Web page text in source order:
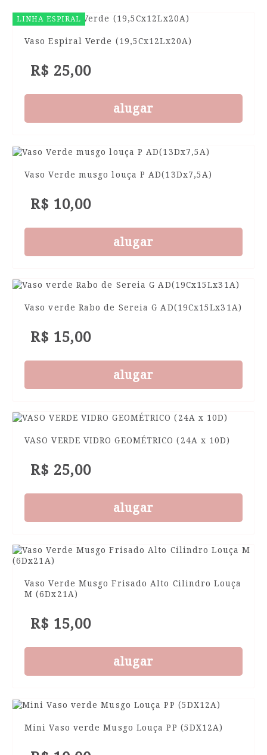
LINHA ESPIRAL
Vaso Espiral Verde (19,5Cx12Lx20A)
R$ 25,00
alugar
Vaso Verde musgo louça P AD(13Dx7,5A)
R$ 10,00
alugar
Vaso verde Rabo de Sereia G AD(19Cx15Lx31A)
R$ 15,00
alugar
VASO VERDE VIDRO GEOMÉTRICO (24A x 10D)
R$ 25,00
alugar
Vaso Verde Musgo Frisado Alto Cilindro Louça
M (6Dx21A)
R$ 15,00
alugar
Mini Vaso verde Musgo Louça PP (5DX12A)